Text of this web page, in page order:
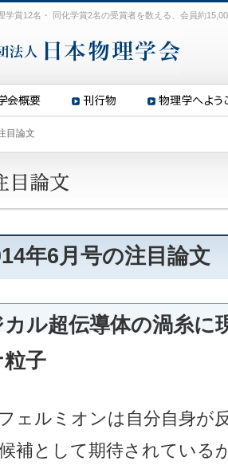
学賞12名・ 同化学賞2名の受賞者を数える、会員約
目論文
年6月号の注目論文
カル超伝導体の渦糸に
子
ェルミオンは自分自身が
補として期待されている